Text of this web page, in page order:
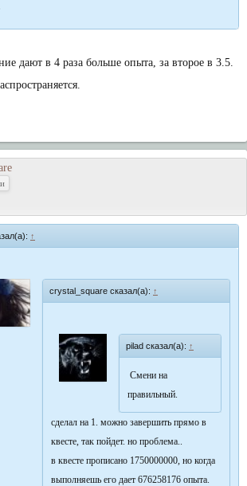
дают в 4 раза больше опыта, за второе в 3.5.
↑
crystal_square сказал(а): ↑
pilad сказал(а): ↑
Смени на
правильный.
сделал на 1. можно завершить прямо в
квесте, так пойдет. но проблема..
в квесте прописано 1750000000, но когда
выполняешь его дает 676258176 опыта.